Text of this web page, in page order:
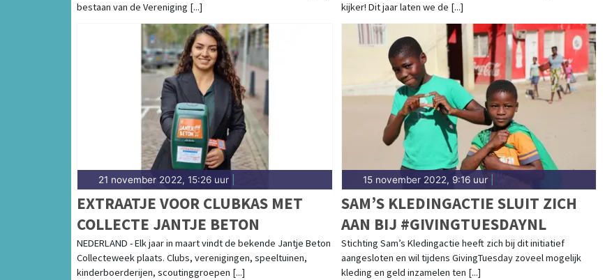
bestaan van de Vereniging [...]
kijker! Dit jaar laten we de [...]
21 november 2022, 15:26 uur
EXTRAATJE VOOR CLUBKAS MET
COLLECTE JANTJE BETON
NEDERLAND - Elk jaar in maart vindt de bekende Jantje Beton
Collecteweek plaats. Clubs, verenigingen, speeltuinen,
kinderboerderijen, scoutinggroepen [...]
15 november 2022, 9:16 uur|
SAM’S KLEDINGACTIE SLUIT ZICH
AAN BIJ #GIVINGTUESDAYNL
Stichting Sam’s Kledingactie heeft zich bij dit initiatief
aangesloten en wil tijdens GivingTuesday zoveel mogelijk
kleding en geld inzamelen ten [...]